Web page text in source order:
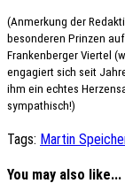
(Anmerkung der
besonderen Prinzen
Frankenberger Viertel
engagiert sich seit
ihm ein echtes
sympathisch!)
Tags: Martin
You may also like...